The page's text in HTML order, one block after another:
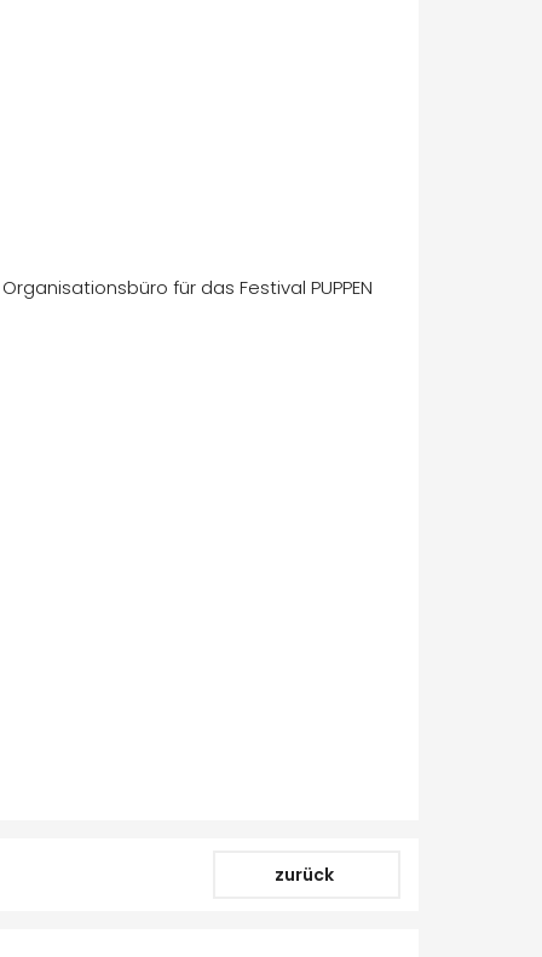
für das Festival PUPPEN
zurück